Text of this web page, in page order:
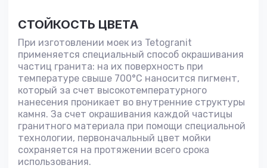
СТОЙКОСТЬ ЦВЕТА
При изготовлении моек из Tetogranit
применяется специальный способ окрашивания
частиц гранита: на их поверхность при
температуре свыше 700°С наносится пигмент,
который за счет высокотемпературного
нанесения проникает во внутренние структуры
камня. За счет окрашивания каждой частицы
гранитного материала при помощи специальной
технологии, первоначальный цвет мойки
сохраняется на протяжении всего срока
использования.